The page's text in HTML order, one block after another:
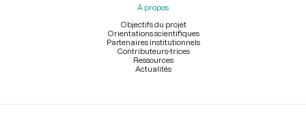
À propos
Objectifs du projet
Orientations scientifiques
Partenaires institutionnels
Contributeurs-trices
Ressources
Actualités